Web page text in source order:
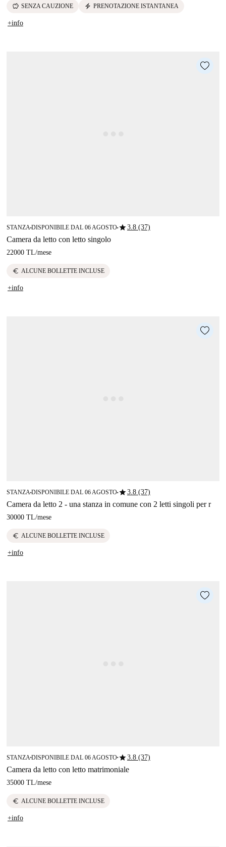
savings SENZA CAUZIONE electric_bolt PRENOTAZIONE ISTANTANEA
+info
STANZA■DISPONIBILE DAL 06 AGOSTO■star3.8 (37)
Camera da letto con letto singolo
22000 TL/mese
euro ALCUNE BOLLETTE INCLUSE
+info
STANZA■DISPONIBILE DAL 06 AGOSTO■star3.8 (37)
Camera da letto 2 - una stanza in comune con 2 letti singoli per r
30000 TL/mese
euro ALCUNE BOLLETTE INCLUSE
+info
STANZA ■DISPONIBILE DAL 06 AGOSTO■star3.8 (37)
Camera da letto con letto matrimoniale
35000 TL/mese
euro ALCUNE BOLLETTE INCLUSE
+info